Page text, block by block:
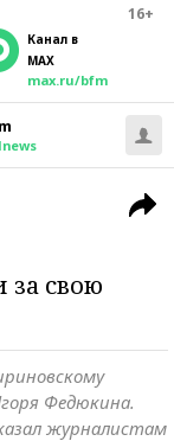
16+
Канал в
MAX
max.ru/bfm
свою
Федюкина.
журналистам